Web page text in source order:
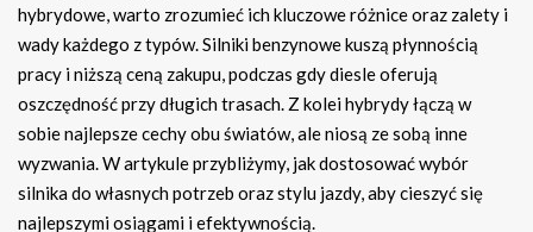
hybrydowe, warto zrozumieć ich kluczowe różnice oraz zalety i
wady każdego z typów. Silniki benzynowe kuszą płynnością
pracy i niższą ceną zakupu, podczas gdy diesle oferują
oszczędność przy długich trasach. Z kolei hybrydy łączą w
sobie najlepsze cechy obu światów, ale niosą ze sobą inne
wyzwania. W artykule przybliżymy, jak dostosować wybór
silnika do własnych potrzeb oraz stylu jazdy, aby cieszyć się
najlepszymi osiągami i efektywnością.